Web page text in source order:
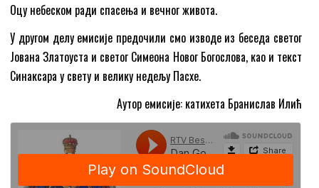
Оцу небеском ради спасења и вечног живота.
У другом делу емисије предочили смо изводе из беседа светог
Јована Златоуста и светог Симеона Новог Богослова, као и текст
Синаксара у свету и велику недељу Пасхе.
Аутор емисије: катихета Бранислав Илић